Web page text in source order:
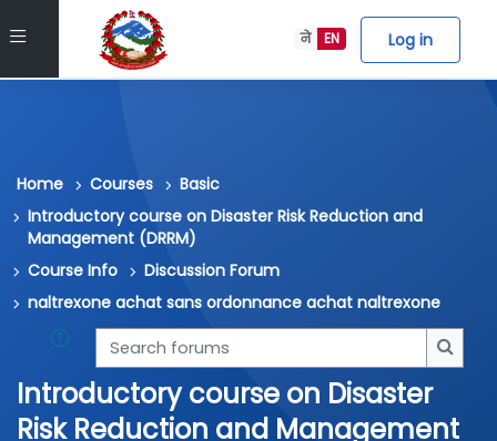
Side panel EN
ने Log in
Skip to main content
Home Courses
Basic
Introductory course on Disaster Risk Reduction and
Management (DRRM)
Course Info
Discussion Forum
naltrexone achat sans ordonnance achat naltrexone
Search forums
Introductory course on Disaster
Risk Reduction and Management